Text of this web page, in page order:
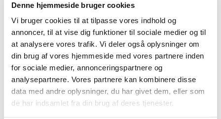
Denne hjemmeside bruger cookies
Vi bruger cookies til at tilpasse vores indhold og
annoncer, til at vise dig funktioner til sociale medier og til
at analysere vores trafik. Vi deler også oplysninger om
din brug af vores hjemmeside med vores partnere inden
for sociale medier, annonceringspartnere og
analysepartnere. Vores partnere kan kombinere disse
data med andre oplysninger, du har givet dem, eller som
de har indsamlet fra din brug af deres tjenester.
Helligånden, født af Jomfru Maria, pint
under Pontius Pilatus, korsfæstet, død
og begravet, nedfaret til dødsriget, på
tredje dag opstanden fra de døde,
opfaret til himmels, siddende ved Gud
Faders, den Almægtiges, højre hånd,
hvorfra han skal komme at dømme
levende og døde?' - Ja!
'Tror du på Helligånden, den hellige,
almindelige kirke, de helliges samfund,